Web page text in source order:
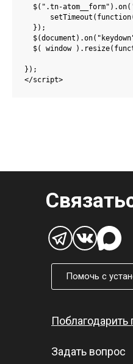
$(".tn-
  });
$( window
});
</script>
Поблагодарить
Задать вопрос
Помочь с